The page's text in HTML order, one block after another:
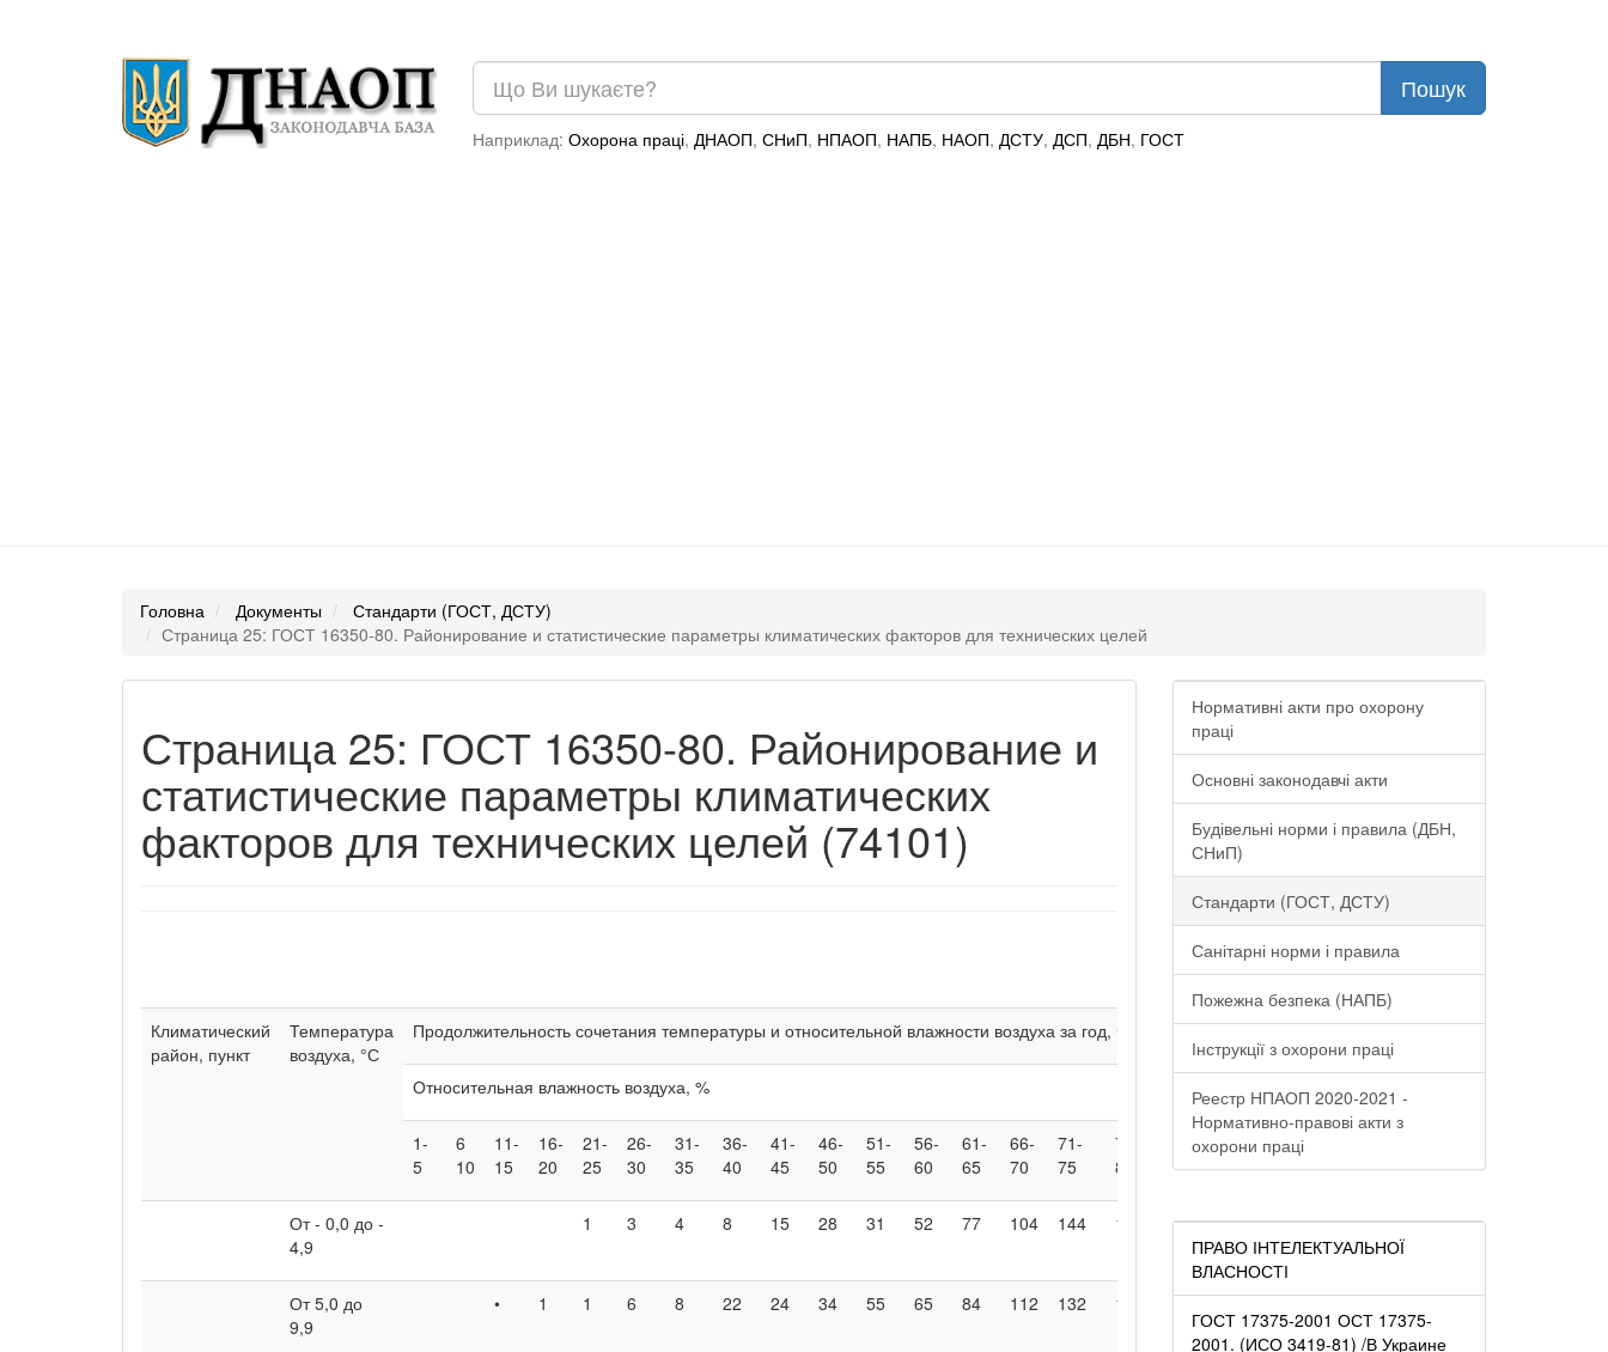
Наприклад: Охорона праці, ДНАОП, СНиП, НПАОП, НАПБ, НАОП, ДСТУ, ДСП, ДБН, ГОСТ
Головна Документы
Стандарти (ГОСТ, ДСТУ)
Страница 25: ГОСТ 16350-80. Районирование и статистические параметры климатических факторов для технических целей
Страница 25: ГОСТ 16350-80. Районирование и
статистические параметры климатических
факторов для технических целей (74101)
Климатический
район, пункт
Температура
воздуха, °С
Продолжительность сочетания температуры и относительной влажности воздуха за год, ч
Относительная влажность воздуха, %
1-
5
6
10
11-
15
16-
20
21-
25
26-
30
31-
35
36-
40
41-
45
46-
50
51-
55
56-
60
61-
65
66-
70
71-
75
76-
80
81-
85
86-
90
91-
95
100
От - 0,0 до -
4,9
1 3 4 8 15 28 31 52 77 104 144 193 242 286 384 1572
От 5,0 до
9,9
• 1 1 6 8 22 24 34 55 65 84 112 132 157 178 196 273 1348
Нормативні акти про охорону
праці
Основні законодавчі акти
Будівельні норми і правила (ДБН,
СНиП)
Стандарти (ГОСТ, ДСТУ)
Санітарні норми і правила
Пожежна безпека (НАПБ)
Інструкції з охорони праці
Реестр НПАОП 2020-2021 -
Нормативно-правові акти з
охорони праці
ПРАВО ІНТЕЛЕКТУАЛЬНОЇ
ВЛАСНОСТІ
ГОСТ 17375-2001 ОСТ 17375-
2001. (ИСО 3419-81) /В Украине